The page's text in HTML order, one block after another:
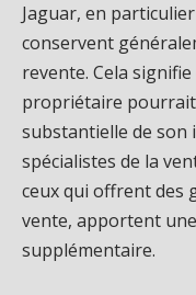
Jaguar, en
conservent
revente. Cela
propriétaire
substantielle de son
spécialistes de la
ceux qui offrent des
vente, apportent
supplémentaire.